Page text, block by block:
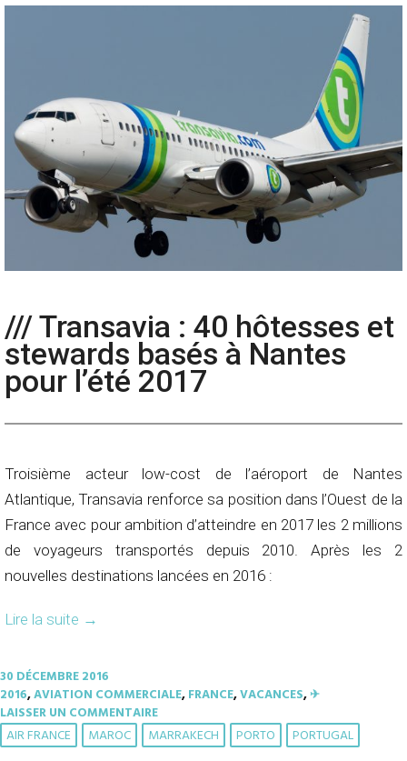
/// Transavia : 40 hôtesses et
stewards basés à Nantes
pour l’été 2017
Troisième acteur low-cost de l’aéroport de Nantes
Atlantique, Transavia renforce sa position dans l’Ouest de la
France avec pour ambition d’atteindre en 2017 les 2 millions
de voyageurs transportés depuis 2010. Après les 2
nouvelles destinations lancées en 2016 :
Lire la suite →
30 DÉCEMBRE 2016
2016,AVIATION COMMERCIALE,FRANCE,VACANCES,✈︎
LAISSER UN COMMENTAIRE
AIR FRANCE MAROC MARRAKECH PORTO PORTUGAL